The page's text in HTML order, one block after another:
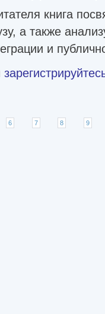
книга
а также
и
народы [litres]
6 7 8 9